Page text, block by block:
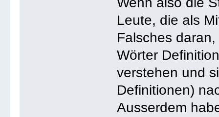
Leute, die als
Falsches
Wörter
verstehen und
Definitionen)
Ausserdem